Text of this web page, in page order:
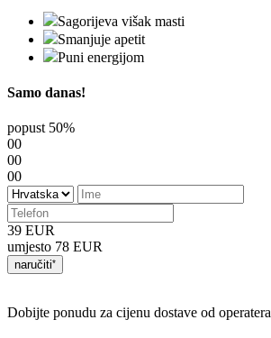
Sagorijeva višak masti
Smanjuje apetit
Puni energijom
Samo danas!
popust 50%
00
00
00
39 EUR
umjesto 78 EUR
naručiti
Dobijte ponudu za cijenu dostave od operatera